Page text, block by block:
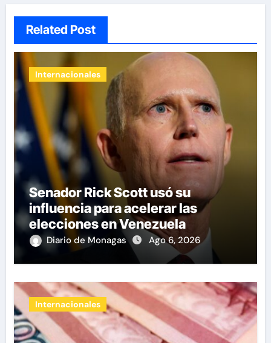
Related Post
Internacionales
Senador Rick Scott usó su
influencia para acelerar las
elecciones en Venezuela
Diario de Monagas Ago 6, 2026
Internacionales